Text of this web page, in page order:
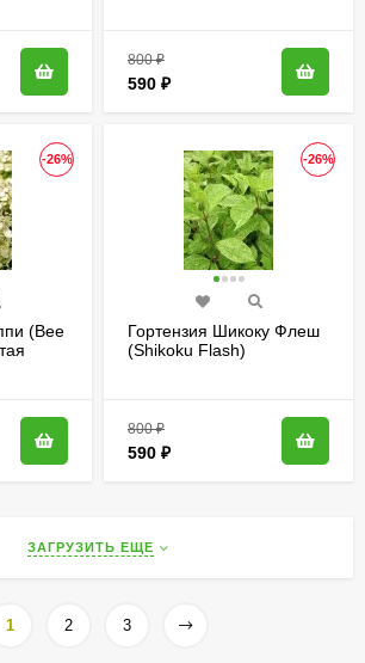
800₽
590 ₽
-26%
(Bee
-26%
Гортензия Шикоку Флеш
(Shikoku Flash)
800₽
590 ₽
ЗАГРУЗИТЬ ЕЩЕ
1 2 3